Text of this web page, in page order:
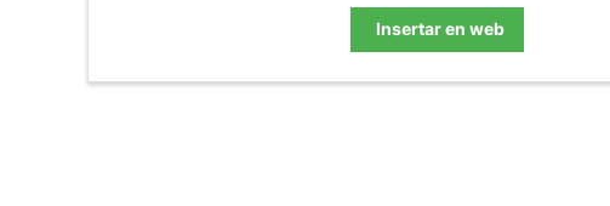
Insertar en web